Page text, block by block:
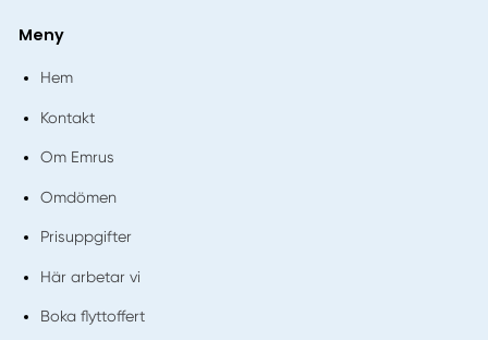
Meny
Hem
Kontakt
Om Emrus
Omdömen
Prisuppgifter
Här arbetar vi
Boka flyttoffert